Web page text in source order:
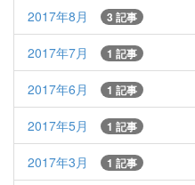
2017年8月 3 記事
2017年7月 1 記事
2017年6月 1 記事
2017年5月 1 記事
2017年3月 1 記事